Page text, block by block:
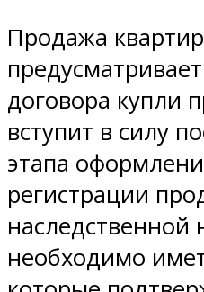
Продажа
договора купли
вступит в силу
этапа
регистрации
необходимо